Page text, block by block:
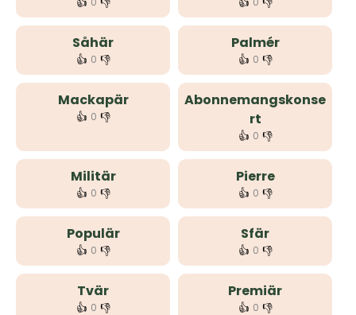
Såhär
👍 0 👎
Palmér
👍 0 👎
Mackapär
👍 0 👎
Abonnemangskonse
rt
👍 0 👎
Militär
👍 0 👎
Pierre
👍 0 👎
Populär
👍 0 👎
Sfär
👍 0 👎
Tvär
👍 0 👎
Premiär
👍 0 👎